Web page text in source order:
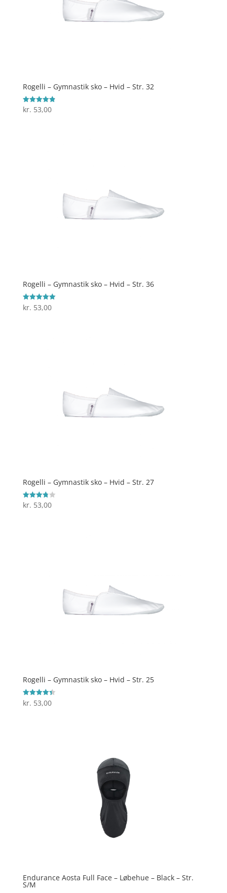
Rogelli – Gymnastik sko – Hvid – Str. 32
Vurderet
4.9
kr. 53,00
Rogelli – Gymnastik sko – Hvid – Str. 36
Vurderet
5
kr. 53,00
Rogelli – Gymnastik sko – Hvid – Str. 27
Vurderet
3.8
kr. 53,00
Rogelli – Gymnastik sko – Hvid – Str. 25
Vurderet
4.4
kr. 53,00
Endurance Aosta Full Face – Løbehue – Black – Str.
S/M